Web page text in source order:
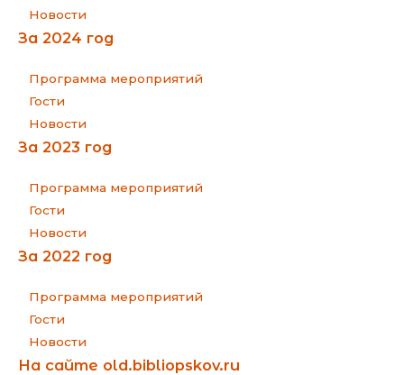
Новости
За 2024 год
Программа мероприятий
Гости
Новости
За 2023 год
Программа мероприятий
Гости
Новости
За 2022 год
Программа мероприятий
Гости
Новости
На сайте old.bibliopskov.ru